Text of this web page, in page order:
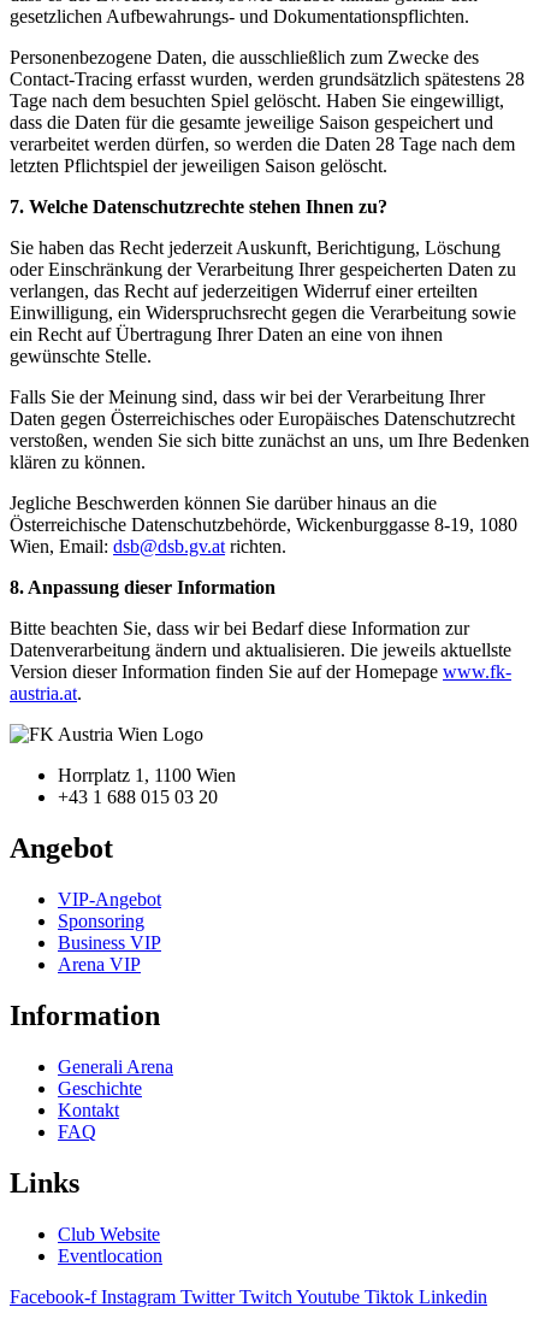
gesetzlichen Aufbewahrungs- und Dokumentationspflichten.
Personenbezogene Daten, die ausschließlich zum Zwecke des
Contact-Tracing erfasst wurden, werden grundsätzlich spätestens 28
Tage nach dem besuchten Spiel gelöscht. Haben Sie eingewilligt,
dass die Daten für die gesamte jeweilige Saison gespeichert und
verarbeitet werden dürfen, so werden die Daten 28 Tage nach dem
letzten Pflichtspiel der jeweiligen Saison gelöscht.
7. Welche Datenschutzrechte stehen Ihnen zu?
Sie haben das Recht jederzeit Auskunft, Berichtigung, Löschung
oder Einschränkung der Verarbeitung Ihrer gespeicherten Daten zu
verlangen, das Recht auf jederzeitigen Widerruf einer erteilten
Einwilligung, ein Widerspruchsrecht gegen die Verarbeitung sowie
ein Recht auf Übertragung Ihrer Daten an eine von ihnen
gewünschte Stelle.
Falls Sie der Meinung sind, dass wir bei der Verarbeitung Ihrer
Daten gegen Österreichisches oder Europäisches Datenschutzrecht
verstoßen, wenden Sie sich bitte zunächst an uns, um Ihre Bedenken
klären zu können.
Jegliche Beschwerden können Sie darüber hinaus an die
Österreichische Datenschutzbehörde, Wickenburggasse 8-19, 1080
Wien, Email: dsb@dsb.gv.at richten.
8. Anpassung dieser Information
Bitte beachten Sie, dass wir bei Bedarf diese Information zur
Datenverarbeitung ändern und aktualisieren. Die jeweils aktuellste
Version dieser Information finden Sie auf der Homepage www.fk-
austria.at.
Horrplatz 1, 1100 Wien
+43 1 688 015 03 20
Angebot
VIP-Angebot
Sponsoring
Business VIP
Arena VIP
Information
Generali Arena
Geschichte
Kontakt
FAQ
Links
Club Website
Eventlocation
Facebook-f Instagram Twitter Twitch Youtube Tiktok Linkedin